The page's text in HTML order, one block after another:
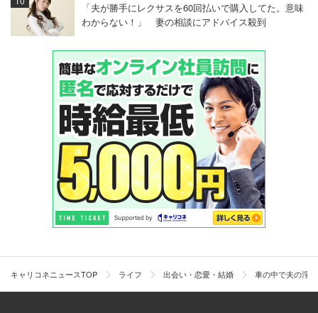
「夫が勝手にレクサスを60回払いで購入してた。意味
わからない！」 妻の相談にアドバイス殺到
キャリコネニュースTOP ライフ 出会い・恋愛・結婚 車の中で夫の浮